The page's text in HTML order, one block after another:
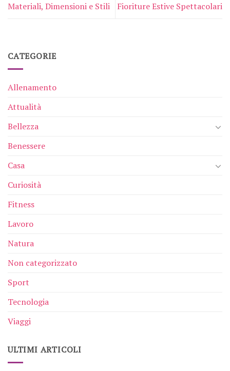
Materiali, Dimensioni e Stili
Fioriture Estive Spettacolari
CATEGORIE
Allenamento
Attualità
Bellezza
Benessere
Casa
Curiosità
Fitness
Lavoro
Natura
Non categorizzato
Sport
Tecnologia
Viaggi
ULTIMI ARTICOLI